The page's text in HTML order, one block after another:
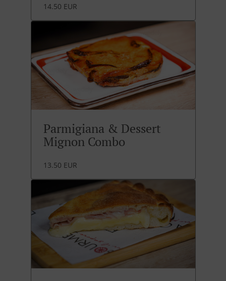
14.50 EUR
Parmigiana & Dessert
Mignon Combo
13.50 EUR